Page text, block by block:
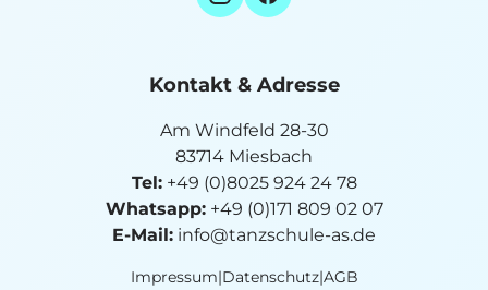
Kontakt & Adresse
Am Windfeld 28-30
83714 Miesbach
Tel: +49 (0)8025 924 24 78
Whatsapp: +49 (0)171 809 02 07
E-Mail: info@tanzschule-as.de
Impressum|Datenschutz|AGB